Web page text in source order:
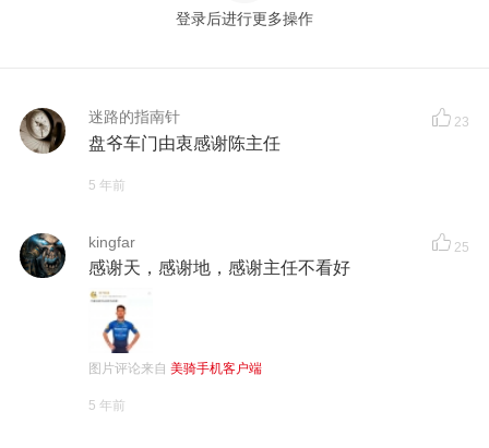
登录后进行更多操作
迷路的指南针 23
盘爷车门由衷感谢陈主任
5 年前
kingfar 25
感谢天，感谢地，感谢主任不看好
图片评论来自 美骑手机客户端
5 年前